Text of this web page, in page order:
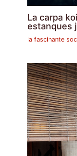
La carpa
estanques
la fascinante